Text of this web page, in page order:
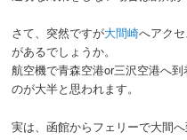
さて、突然ですが大間崎へアク
があるでしょうか。
航空機で青森空港or三沢空港へ
のが大半と思われます。
実は、函館からフェリーで大間